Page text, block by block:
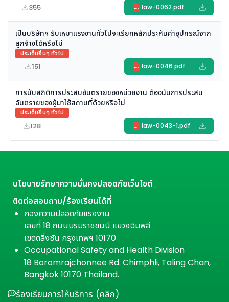
355 PDF law-0062.pdf
เป็นบริษัทฯ รับเหมาแรงงานทั่วไปจะเรียกหลักประกันค่าอุปกรณ์จาก
ลูกจ้างได้หรือไม่
ประเด็นอื่นๆ ทั่วไป
151 PDF law-0046.pdf
การนับสถิติการประสบอันตรายของหน่วยงาน ต้องนับการประสบ
อันตรายของผู้มาใช้สถานที่ด้วยหรือไม่
ประเด็นอื่นๆ ทั่วไป
128 PDF law-0043-1.pdf
นโยบายรักษาความมั่นคงปลอดภัยเว็บไซต์
ติดต่อสอบถาม/ร้องเรียนได้ที่
กองความปลอดภัยแรงงาน
เลขที่ 18 ถนนบรมราชชนนี แขวงฉิมพลี
เขตตลิ่งชัน กรุงเทพฯ 10170
Occupational Safety and Health Division
18 Boromrajchonnee Rd. Chimphli, Taling Chan,
Bangkok 10170 Thailand.
ร้องเรียนการให้บริการ (คลิก)